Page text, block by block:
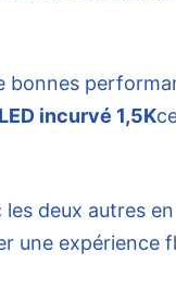
incurvé 1,5K
deux autres
une expérience